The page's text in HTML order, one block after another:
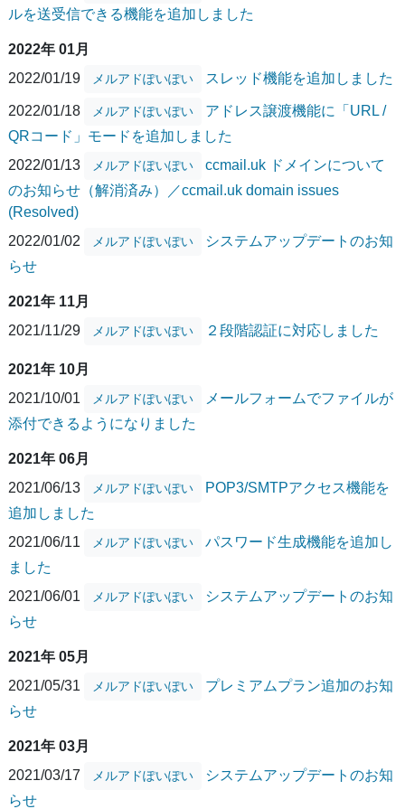
ルを送受信できる機能を追加しました
2022年 01月
2022/01/19
メルアドぽいぽい スレッド機能を追加しました
2022/01/18 メルアドぽいぽい
アドレス譲渡機能に「URL /
QRコード」モードを追加しました
2022/01/13
メルアドぽいぽい
ccmail.uk ドメインについて
のお知らせ（解消済み）／ccmail.uk domain issues
(Resolved)
2022/01/02
メルアドぽいぽい
システムアップデートのお知
らせ
2021年 11月
2021/11/29
メルアドぽいぽい ２段階認証に対応しました
2021年 10月
2021/10/01
メルアドぽいぽい
メールフォームでファイルが
添付できるようになりました
2021年 06月
2021/06/13
メルアドぽいぽい
POP3/SMTPアクセス機能を
追加しました
2021/06/11
メルアドぽいぽい
パスワード生成機能を追加し
ました
2021/06/01
メルアドぽいぽい
システムアップデートのお知
らせ
2021年 05月
2021/05/31
メルアドぽいぽい
プレミアムプラン追加のお知
らせ
2021年 03月
2021/03/17
メルアドぽいぽい
システムアップデートのお知
らせ